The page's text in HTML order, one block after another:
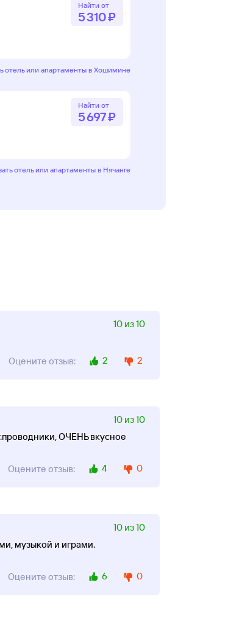
Найти от
5 ⁠310 ⁠₽
отель или апартаменты в Хошимине
Найти от
5 ⁠697 ⁠₽
отель или апартаменты в Нячанге
10 из 10
Оцените отзыв:
2 2
10 из 10
ОЧЕНЬ вкусное
Оцените отзыв: 4 0
10 из 10
музыкой и играми.
Оцените отзыв:
6 0